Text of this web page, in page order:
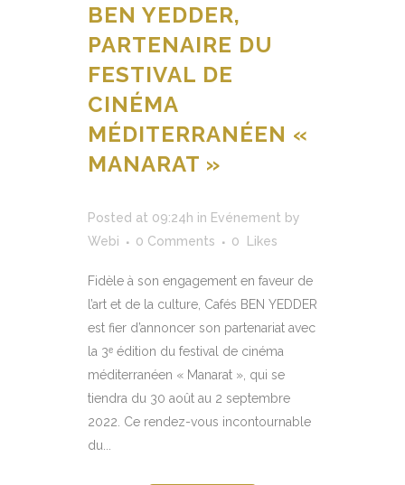
BEN YEDDER,
PARTENAIRE DU
FESTIVAL DE
CINÉMA
MÉDITERRANÉEN «
MANARAT »
Posted at 09:24h in Evénement by
Webi
0 Comments 0 Likes
Fidèle à son engagement en faveur de
l’art et de la culture, Cafés BEN YEDDER
est fier d’annoncer son partenariat avec
la 3ᵉ édition du festival de cinéma
méditerranéen « Manarat », qui se
tiendra du 30 août au 2 septembre
2022. Ce rendez-vous incontournable
du...